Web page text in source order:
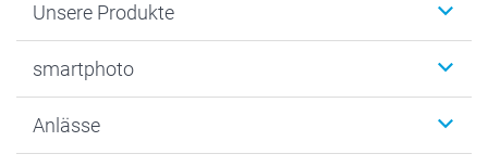
Unsere Produkte
Fotogeschenke
MyNameBook
smartphoto
Warum smartphoto
Anlässe